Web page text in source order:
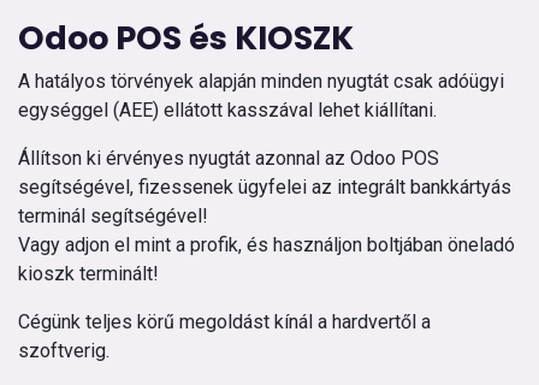
Odoo POS és KIOSZK
A hatályos törvények alapján minden nyugtát csak adóügyi
egységgel (AEE) ellátott kasszával lehet kiállítani.
Állítson ki érvényes nyugtát azonnal az Odoo POS
segítségével, fizessenek ügyfelei az integrált bankkártyás
terminál segítségével!
Vagy adjon el mint a profik, és használjon boltjában öneladó
kioszk terminált!
Cégünk teljes körű megoldást kínál a hardvertől a
szoftverig.